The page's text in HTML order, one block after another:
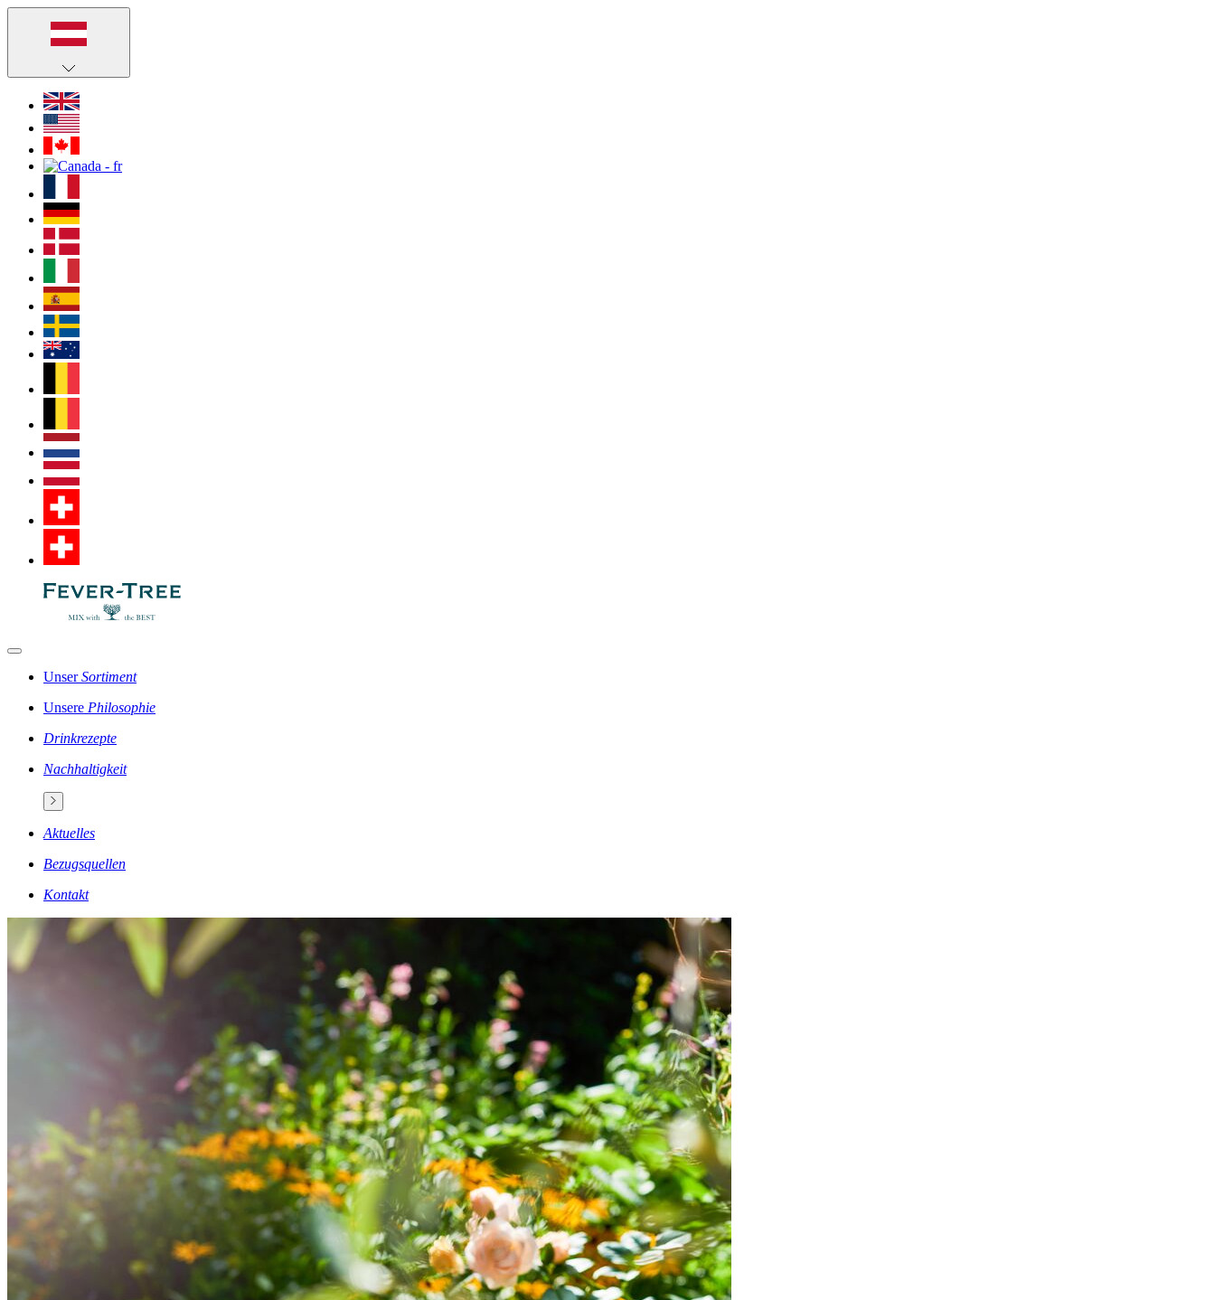
UnserSortiment
Unsere Philosophie
Drinkrezepte
Nachhaltigkeit
Aktuelles
Bezugsquellen
Kontakt